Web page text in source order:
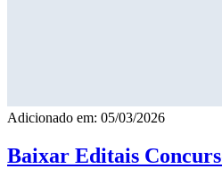
Adicionado em: 05/03/2026
Baixar Editais